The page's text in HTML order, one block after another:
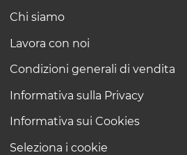
Chi siamo
Lavora con noi
Condizioni generali di vendita
Informativa sulla Privacy
Informativa sui Cookies
Seleziona i cookie